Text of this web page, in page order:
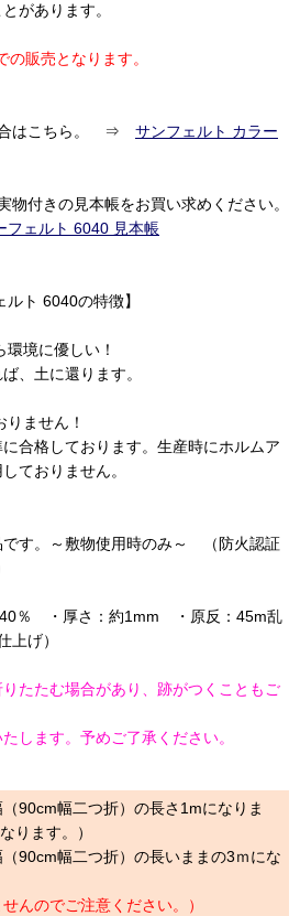
があります。
販売となります。
合はこちら。 ⇒ サンフェルト カラー
物付きの見本帳をお買い求めください。
フェルト 6040 見本帳
ルト 6040の特徴】
境に優しい！
、土に還ります。
ません！
合格しております。生産時にホルムア
ておりません。
です。～敷物使用時のみ～ （防火認証
40％ ・厚さ：約1mm ・原反：45m乱
上げ）
たたむ場合があり、跡がつくこともご
します。予めご了承ください。
90cm幅二つ折）の長さ1mになりま
ります。）
90cm幅二つ折）の長いままの3ｍにな
んのでご注意ください。）